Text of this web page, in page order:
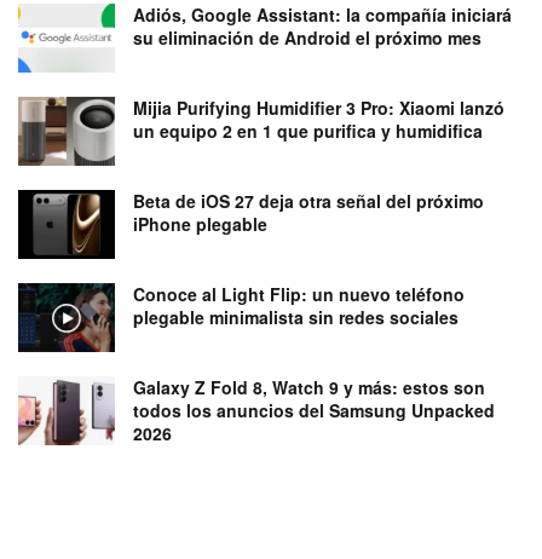
Adiós, Google Assistant: la compañía iniciará
su eliminación de Android el próximo mes
Mijia Purifying Humidifier 3 Pro: Xiaomi lanzó
un equipo 2 en 1 que purifica y humidifica
Beta de iOS 27 deja otra señal del próximo
iPhone plegable
Conoce al Light Flip: un nuevo teléfono
plegable minimalista sin redes sociales
Galaxy Z Fold 8, Watch 9 y más: estos son
todos los anuncios del Samsung Unpacked
2026